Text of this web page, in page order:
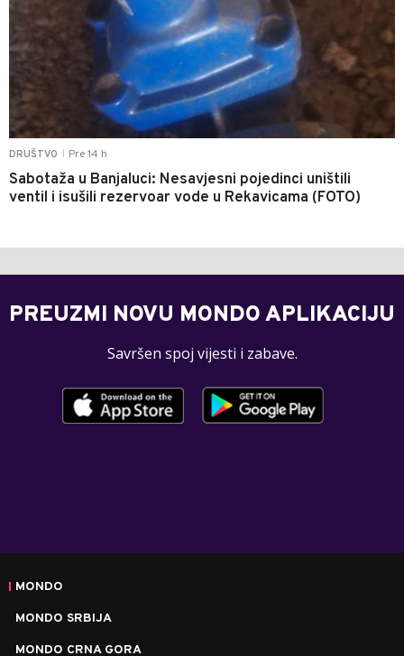
DRUŠTVO Pre 14 h
Sabotaža u Banjaluci: Nesavjesni pojedinci uništili
ventil i isušili rezervoar vode u Rekavicama (FOTO)
PREUZMI NOVU MONDO APLIKACIJU
Savršen spoj vijesti i zabave.
MONDO
MONDO SRBIJA
MONDO CRNA GORA